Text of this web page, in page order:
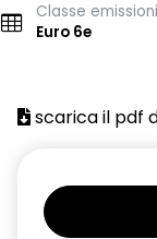
Classe emissioni
Euro 6e
scarica il pdf